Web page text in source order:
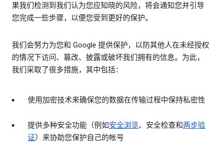
果我们检测到我们认为您应知晓的风险，将会通知您并引导
您完成一些步骤，以便您受到更好的保护。
我们会努力为您和 Google 提供保护，以防其他人在未经授权
的情况下访问、篡改、披露或破坏我们拥有的信息。为此，
我们采取了很多措施，其中包括：
使用加密技术来确保您的数据在传输过程中保持私密性
提供多种安全功能（例如安全浏览、安全检查和两步验
证）来协助您保护自己的帐号